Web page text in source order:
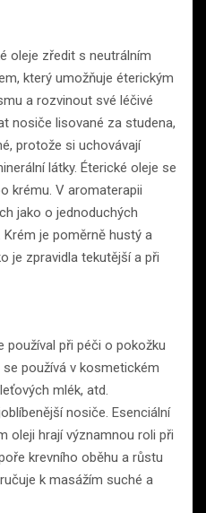
oleje zředit s neutrálním
který umožňuje éterickým
a rozvinout své léčivé
nosiče lisované za studena,
protože si uchovávají
látky. Éterické oleje se
krému. V aromaterapii
jako o jednoduchých
je poměrně hustý a
je zpravidla tekutější a při
používal při péči o pokožku
používá v kosmetickém
mlék, atd.
nosiče. Esenciální
oleji hrají významnou roli při
krevního oběhu a růstu
k masážím suché a